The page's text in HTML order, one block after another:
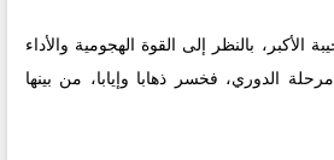
الأكبر، بالنظر إلى القوة الهجومية والأداء
الدوري، فخسر ذهابا وإيابا، من بينها